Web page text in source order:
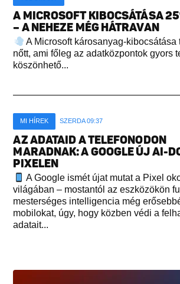
A MICROSOFT KIBOCSÁTÁSA
– A NEHEZE MÉG HÁTRAVAN
A Microsoft károsanyag-kibocsátása
nőtt, ami főleg az adatközpontok gyors
köszönhető...
MI HÍREK SZERDA 09:37
AZ ADATAID A TELEFONODON
MARADNAK: A GOOGLE ÚJ AI-
PIXELEN
A Google ismét újat mutat a Pixel
világában – mostantól az eszközökön
mesterséges intelligencia még
mobilokat, úgy, hogy közben védi a
adatait...